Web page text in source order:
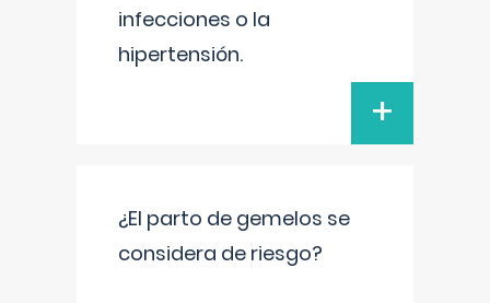
infecciones o la
hipertensión.
+
¿El parto de gemelos se
considera de riesgo?